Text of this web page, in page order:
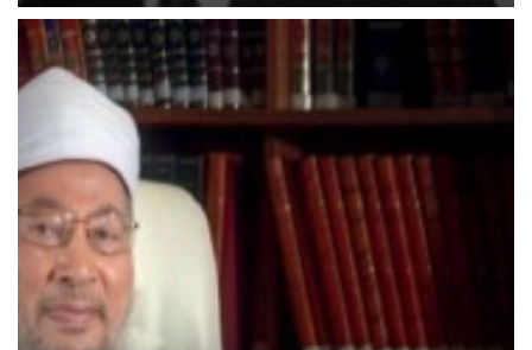
الخميس 6 أغسطس 2026 10:52 ص